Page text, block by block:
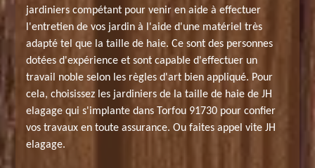
jardiniers compétant pour venir en aide à effectuer
l'entretien de vos jardin à l'aide d'une matériel très
adapté tel que la taille de haie. Ce sont des personnes
dotées d'expérience et sont capable d'effectuer un
travail noble selon les règles d'art bien appliqué. Pour
cela, choisissez les jardiniers de la taille de haie de JH
elagage qui s'implante dans Torfou 91730 pour confier
vos travaux en toute assurance. Ou faites appel vite JH
elagage.